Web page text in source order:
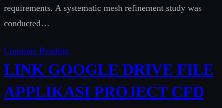
b
o
s
)
requirements. A systematic mesh refinement study was
conducted…
Continue Reading
LINK GOOGLE DRIVE FILE
APPLIKASI PROJECT CFD